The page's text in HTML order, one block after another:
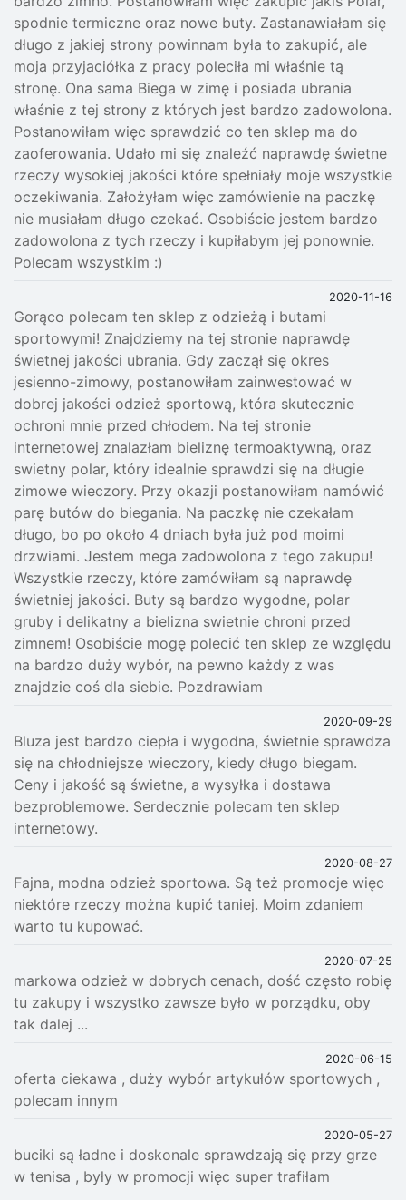
spodnie termiczne oraz nowe buty. Zastanawiałam się
długo z jakiej strony powinnam była to zakupić, ale
moja przyjaciółka z pracy poleciła mi właśnie tą
stronę. Ona sama Biega w zimę i posiada ubrania
właśnie z tej strony z których jest bardzo zadowolona.
Postanowiłam więc sprawdzić co ten sklep ma do
zaoferowania. Udało mi się znaleźć naprawdę świetne
rzeczy wysokiej jakości które spełniały moje wszystkie
oczekiwania. Założyłam więc zamówienie na paczkę
nie musiałam długo czekać. Osobiście jestem bardzo
zadowolona z tych rzeczy i kupiłabym jej ponownie.
Polecam wszystkim :)
2020-11-16
Gorąco polecam ten sklep z odzieżą i butami
sportowymi! Znajdziemy na tej stronie naprawdę
świetnej jakości ubrania. Gdy zaczął się okres
jesienno-zimowy, postanowiłam zainwestować w
dobrej jakości odzież sportową, która skutecznie
ochroni mnie przed chłodem. Na tej stronie
internetowej znalazłam bieliznę termoaktywną, oraz
swietny polar, który idealnie sprawdzi się na długie
zimowe wieczory. Przy okazji postanowiłam namówić
parę butów do biegania. Na paczkę nie czekałam
długo, bo po około 4 dniach była już pod moimi
drzwiami. Jestem mega zadowolona z tego zakupu!
Wszystkie rzeczy, które zamówiłam są naprawdę
świetniej jakości. Buty są bardzo wygodne, polar
gruby i delikatny a bielizna swietnie chroni przed
zimnem! Osobiście mogę polecić ten sklep ze względu
na bardzo duży wybór, na pewno każdy z was
znajdzie coś dla siebie. Pozdrawiam
2020-09-29
Bluza jest bardzo ciepła i wygodna, świetnie sprawdza
się na chłodniejsze wieczory, kiedy długo biegam.
Ceny i jakość są świetne, a wysyłka i dostawa
bezproblemowe. Serdecznie polecam ten sklep
internetowy.
2020-08-27
Fajna, modna odzież sportowa. Są też promocje więc
niektóre rzeczy można kupić taniej. Moim zdaniem
warto tu kupować.
2020-07-25
markowa odzież w dobrych cenach, dość często robię
tu zakupy i wszystko zawsze było w porządku, oby
tak dalej ...
2020-06-15
oferta ciekawa , duży wybór artykułów sportowych ,
polecam innym
2020-05-27
buciki są ładne i doskonale sprawdzają się przy grze
w tenisa , były w promocji więc super trafiłam